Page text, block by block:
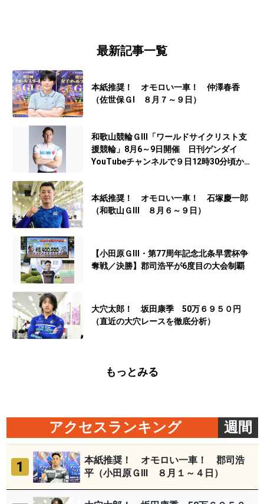
最新記事一覧
本紙推奨！ オモロい一車！ 仲澤春香
（佐世保ＧⅠ ８月７～９日）
和歌山競輪ＧⅢ「ワールドサイクリスト支
援競輪」8月6～9日開催 日刊ゲンダイ
YouTubeチャンネルで９日12時30分頃から
本紙推奨！ オモロい一車！ 石塚慶一郎
（和歌山ＧⅢ ８月６～９日）
【小田原ＧⅢ・第77周年記念北条早雲杯争
奪戦／決勝】郡司浩平が6度目の大会制覇
大穴太郎！ 坂田康季 50万６９５０円
（直近の大穴レースを徹底分析）
もっとみる
アクセスランキング 週間
1
本紙推奨！ オモロい一車！ 郡司浩
平（小田原ＧⅢ ８月１～４日）